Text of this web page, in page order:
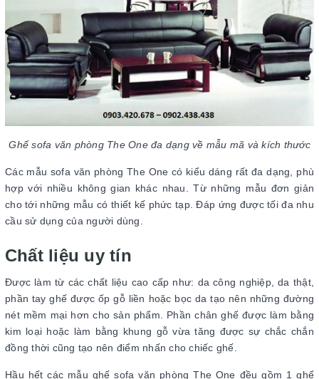
Ghế sofa văn phòng The One đa dạng về mẫu mã và kích thước
Các mẫu sofa văn phòng The One có kiểu dáng rất đa dạng, phù
hợp với nhiều không gian khác nhau. Từ những mẫu đơn giản
cho tới những mẫu có thiết kế phức tạp. Đáp ứng được tối đa nhu
cầu sử dụng của người dùng.
Chất liệu uy tín
Được làm từ các chất liệu cao cấp như: da công nghiệp, da thật,
phần tay ghế được ốp gỗ liền hoặc bọc da tạo nên những đường
nét mềm mại hơn cho sản phẩm. Phần chân ghế được làm bằng
kim loại hoặc làm bằng khung gỗ vừa tăng được sự chắc chắn
đồng thời cũng tạo nên điểm nhấn cho chiếc ghế.
Hầu hết các mẫu ghế sofa văn phòng The One đều gồm 1 ghế